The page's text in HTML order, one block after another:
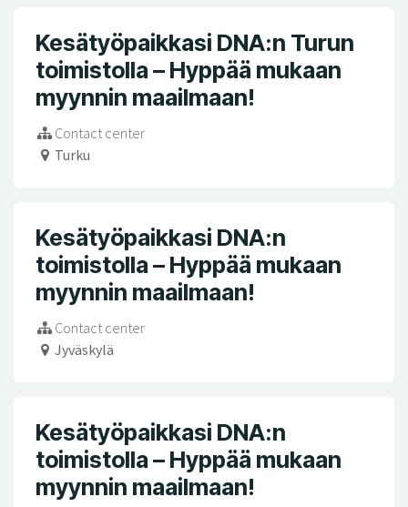
Kesätyöpaikkasi DNA:n Turun
toimistolla – Hyppää mukaan
myynnin maailmaan!
Contact center
Turku
Kesätyöpaikkasi DNA:n
toimistolla – Hyppää mukaan
myynnin maailmaan!
Contact center
Jyväskylä
Kesätyöpaikkasi DNA:n
toimistolla – Hyppää mukaan
myynnin maailmaan!